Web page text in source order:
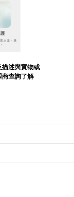
述與實物或
商查詢了解